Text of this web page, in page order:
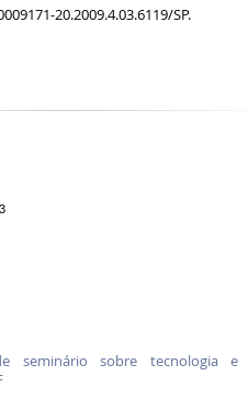
20.2009.4.03.6119/SP.
seminário sobre tecnologia e